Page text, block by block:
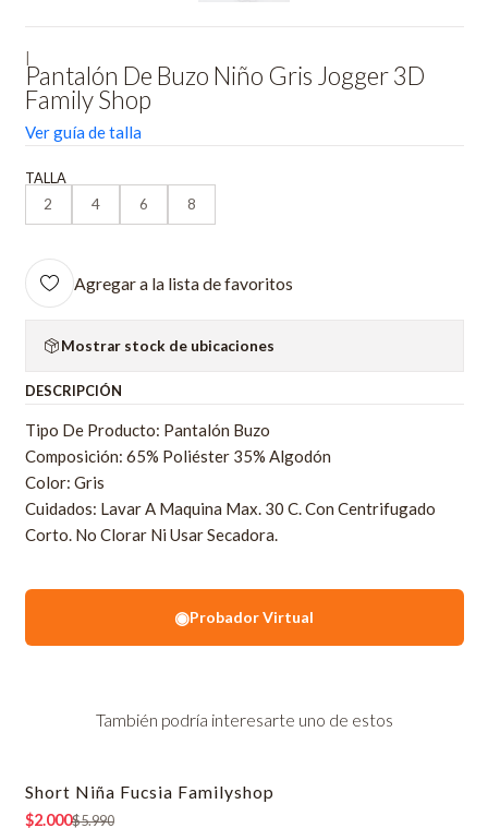
Pantalón De Buzo Niño Gris Jogger 3D
Family Shop
Ver guía de talla
TALLA
2
4 6 8
Agregar a la lista de favoritos
Mostrar stock de ubicaciones
DESCRIPCIÓN
Tipo De Producto: Pantalón Buzo
Composición: 65% Poliéster 35% Algodón
Color: Gris
Cuidados: Lavar A Maquina Max. 30 C. Con Centrifugado
Corto. No Clorar Ni Usar Secadora.
◉Probador Virtual
También podría interesarte uno de estos
-67% OFF
Short Niña Fucsia Familyshop
$2.000$5.990